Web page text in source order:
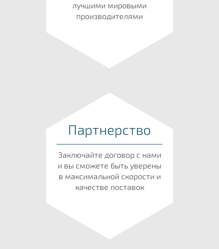
лучшими мировыми
производителями
Партнерство
Заключайте договор с нами
и вы сможете быть уверены
в максимальной скорости и
качестве поставок